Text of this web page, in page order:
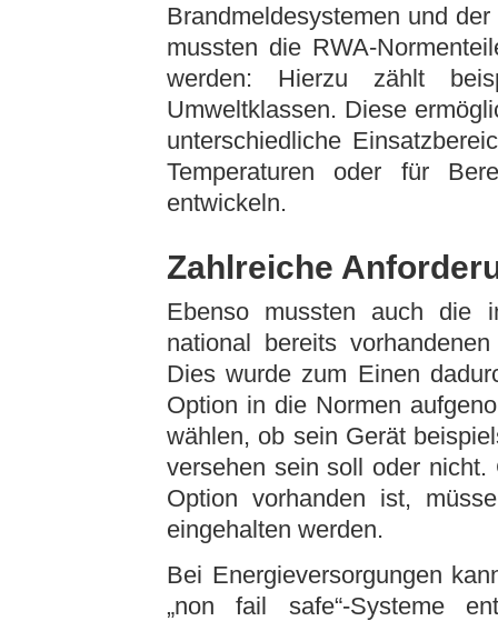
Brandmeldesystemen und
mussten die RWA-
werden: Hierzu zählt
Umweltklassen. Diese
unterschiedliche
Temperaturen oder für
entwickeln.
Zahlreiche
Ebenso mussten auch die
national bereits
Dies wurde zum Einen
Option in die Normen
wählen, ob sein Gerät
versehen sein soll oder
Option vorhanden ist,
eingehalten werden.
Bei Energieversorgungen
„non fail safe“-Systeme